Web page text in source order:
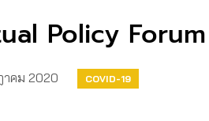
Policy
าคม 2020 COVID-19